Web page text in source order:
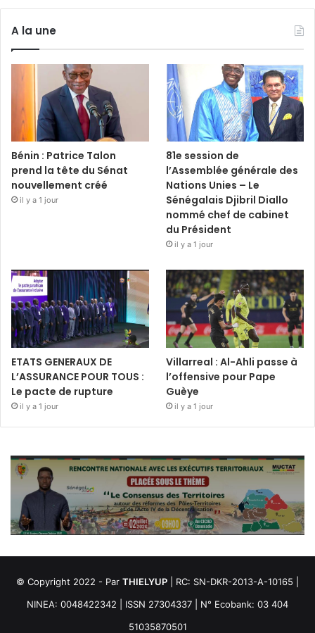
A la une
Bénin : Patrice Talon
prend la tête du Sénat
nouvellement créé
il y a 1 jour
81e session de
l’Assemblée générale des
Nations Unies – Le
Sénégalais Djibril Diallo
nommé chef de cabinet
du Président
il y a 1 jour
ETATS GENERAUX DE
L’ASSURANCE POUR TOUS :
Le pacte de rupture
il y a 1 jour
Villarreal : Al-Ahli passe à
l’offensive pour Pape
Guèye
il y a 1 jour
© Copyright 2022 - Par THIELYUP | RC: SN-DKR-2013-A-10165 |
NINEA: 0048422342 | ISSN 27304337 | N° Ecobank: 03 404
51035870501